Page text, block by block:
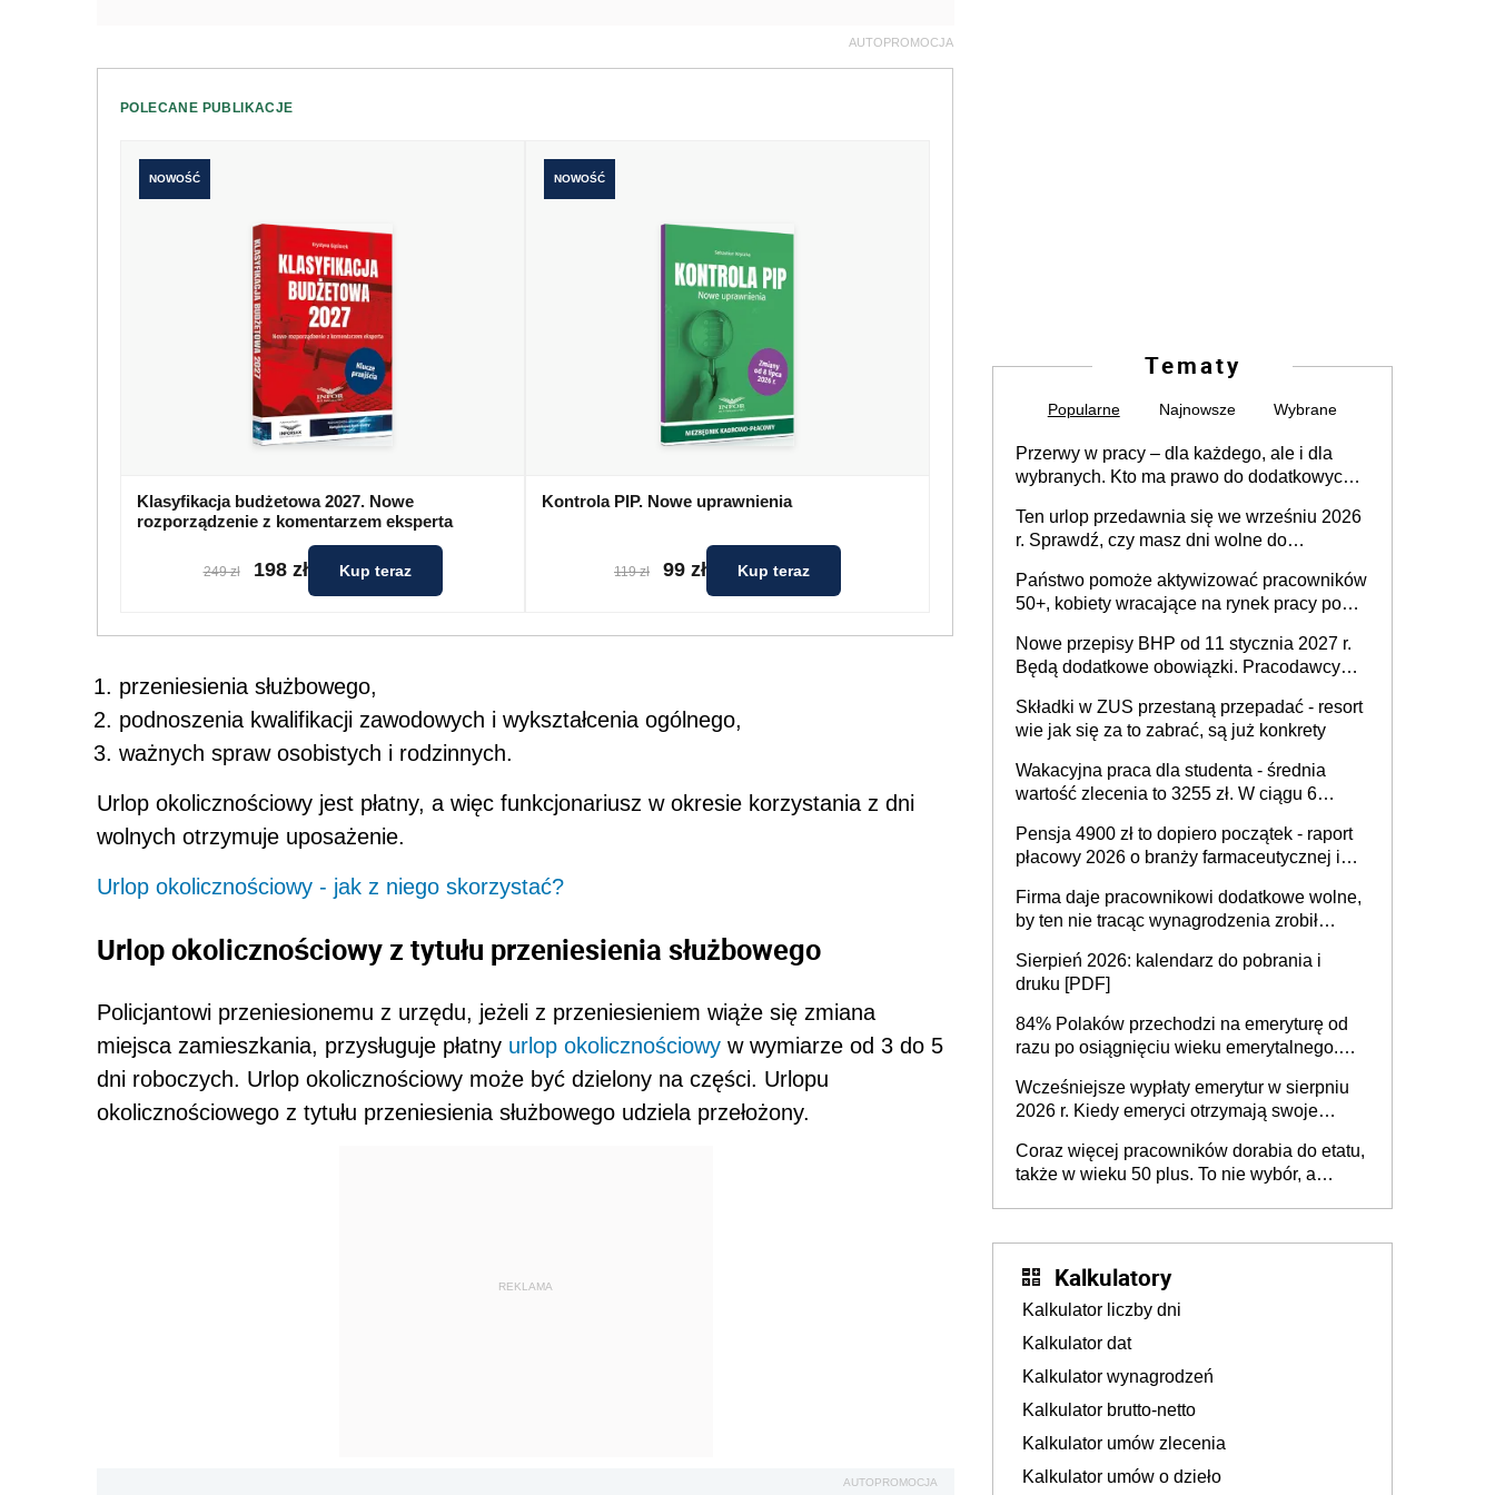
AUTOPROMOCJA
POLECANE PUBLIKACJE
NOWOŚĆ
Klasyfikacja budżetowa 2027. Nowe
rozporządzenie z komentarzem eksperta
249 zł 198 zł Kup teraz
NOWOŚĆ
Kontrola PIP. Nowe uprawnienia
119 zł 99 zł Kup teraz
przeniesienia służbowego,
podnoszenia kwalifikacji zawodowych i wykształcenia ogólnego,
ważnych spraw osobistych i rodzinnych.
Urlop okolicznościowy jest płatny, a więc funkcjonariusz w okresie korzystania z dni
wolnych otrzymuje uposażenie.
Urlop okolicznościowy - jak z niego skorzystać?
Urlop okolicznościowy z tytułu przeniesienia służbowego
Policjantowi przeniesionemu z urzędu, jeżeli z przeniesieniem wiąże się zmiana
miejsca zamieszkania, przysługuje płatny urlop okolicznościowy w wymiarze od 3 do 5
dni roboczych. Urlop okolicznościowy może być dzielony na części. Urlopu
okolicznościowego z tytułu przeniesienia służbowego udziela przełożony.
REKLAMA
AUTOPROMOCJA
Tematy
Popularne Najnowsze Wybrane
Przerwy w pracy – dla każdego, ale i dla
wybranych. Kto ma prawo do dodatkowych
Ten urlop przedawnia się we wrześniu 2026
r. Sprawdź, czy masz dni wolne do
Państwo pomoże aktywizować pracowników
50+, kobiety wracające na rynek pracy po
osoby neuroatypowe. Powstanie Fundusz
na rzecz Inkluzywności w Zatrudnianiu?
Nowe przepisy BHP od 11 stycznia 2027 r.
Będą dodatkowe obowiązki. Pracodawcy
Składki w ZUS przestaną przepadać - resort
wie jak się za to zabrać, są już konkrety
Wakacyjna praca dla studenta - średnia
wartość zlecenia to 3255 zł. W ciągu 6
ponad 10,7 tys. zł
Pensja 4900 zł to dopiero początek - raport
płacowy 2026 o branży farmaceutycznej i
Firma daje pracownikowi dodatkowe wolne,
by ten nie tracąc wynagrodzenia zrobił
sprawdza
Sierpień 2026: kalendarz do pobrania i
druku [PDF]
84% Polaków przechodzi na emeryturę od
razu po osiągnięciu wieku emerytalnego.
dłużej, ale czy jest w stanie? Pracownicy
45+ to siła napędowa gospodarki
Wcześniejsze wypłaty emerytur w sierpniu
2026 r. Kiedy emeryci otrzymają swoje
Coraz więcej pracowników dorabia do etatu,
także w wieku 50 plus. To nie wybór, a
Kalkulatory
Kalkulator liczby dni
Kalkulator dat
Kalkulator wynagrodzeń
Kalkulator brutto-netto
Kalkulator umów zlecenia
Kalkulator umów o dzieło